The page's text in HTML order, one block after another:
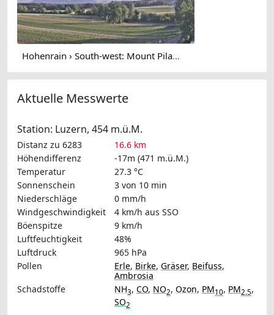
Hohenrain › South-west: Mount Pilatus
Aktuelle Messwerte
Station: Luzern, 454 m.ü.M.
Distanz zu 6283
16.6 km
Höhendifferenz
-17m (471 m.ü.M.)
Temperatur
27.3 °C
Sonnenschein
3 von 10 min
Niederschläge
0 mm/h
Windgeschwindigkeit
4 km/h aus SSO
Böenspitze
9 km/h
Luftfeuchtigkeit
48%
Luftdruck
965 hPa
Pollen
Erle, Birke, Gräser, Beifuss,
Ambrosia
Schadstoffe
NH3, CO, NO2, Ozon, PM10, PM2.5,
SO2